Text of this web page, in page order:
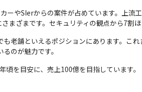
ーやSIerからの案件が占めています。上流
まざまです。セキュリティの観点から7割ほ
老舗といえるポジションにあります。こ
のが魅力です。
を目安に、売上100億を目指しています。